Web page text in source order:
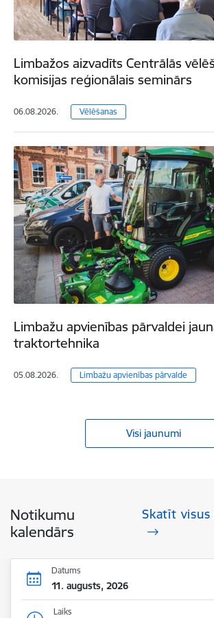
Limbažos aizvadīts Centrālās
komisijas reģionālais seminārs
06.08.2026. Vēlēšanas
Limbažu apvienības pārvaldei
traktortehnika
05.08.2026. Limbažu apvienības pārvalde
Visi jaunumi
Notikumu
kalendārs
Skatīt
Datums
11. augusts, 2026
Laiks